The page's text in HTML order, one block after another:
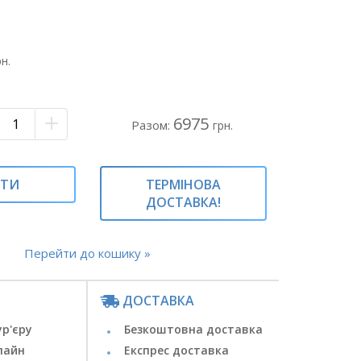
тюльпанів#букет
тюльпанів#
тюльпанів у букеті#тюльпани у
Разом: 6975 грн.
ТЕРМІНОВА
ДОСТАВКА!
Перейти до кошику »
ДОСТАВКА
Безкоштовна доставка
Експрес доставка